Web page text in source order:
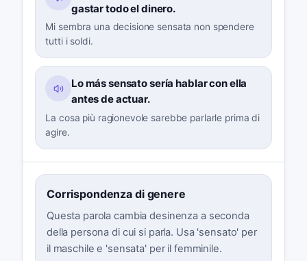
gastar todo el dinero.
Mi sembra una decisione sensata non spendere
tutti i soldi.
Lo más sensato sería hablar con ella
antes de actuar.
La cosa più ragionevole sarebbe parlarle prima di
agire.
Corrispondenza di genere
Questa parola cambia desinenza a seconda
della persona di cui si parla. Usa 'sensato' per
il maschile e 'sensata' per il femminile.